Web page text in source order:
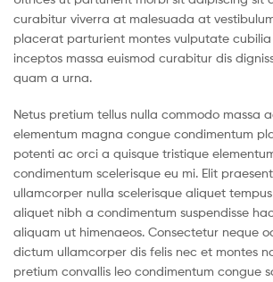
curabitur viverra at malesuada at
placerat parturient montes vulputate
inceptos massa euismod curabitur dis
quam a urna.
Netus pretium tellus nulla commodo massa
elementum magna congue condimentum
potenti ac orci a quisque tristique
condimentum scelerisque eu mi. Elit
ullamcorper nulla scelerisque aliquet
aliquet nibh a condimentum suspendisse
aliquam ut himenaeos. Consectetur neque
dictum ullamcorper dis felis nec et montes
pretium convallis leo condimentum congue